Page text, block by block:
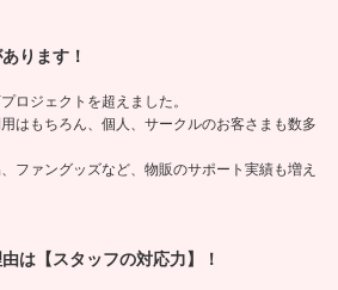
ります！
ロジェクトを超えました。
はもちろん、個人、サークルのお客さまも数多
ファングッズなど、物販のサポート実績も増え
は【スタッフの対応力】！